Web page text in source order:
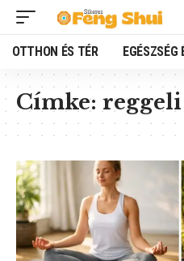
OTTHON ÉS TÉR EGÉSZSÉG
Címke:reggeli